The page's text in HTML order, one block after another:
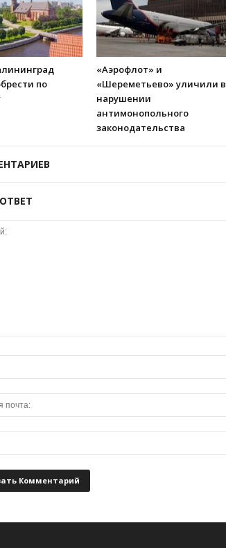
по
«Аэрофлот» и
«Шереметьево» уличили в
нарушении
антимонопольного
законодательства